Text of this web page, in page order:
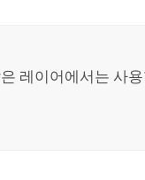
레이어에서는 사용